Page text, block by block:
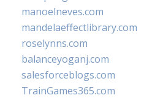
manoelneves.com
mandelaeffectlibrary.com
roselynns.com
balanceyoganj.com
salesforceblogs.com
TrainGames365.com